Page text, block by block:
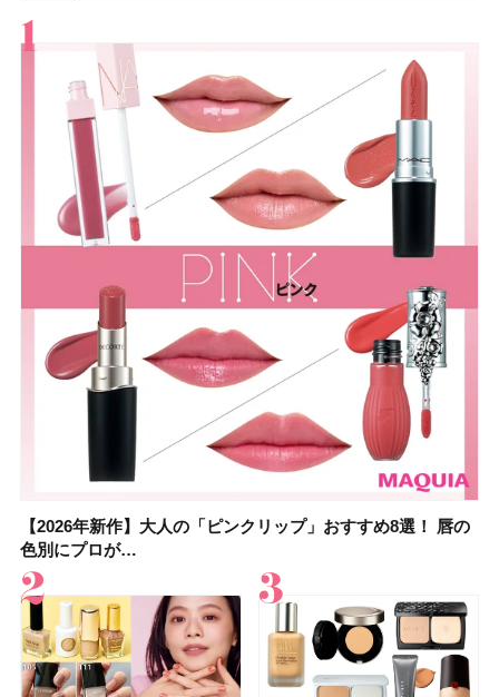
すべて
【2026年新作】大人の「ピンクリップ」おすすめ8選！ 唇の
色別にプロが…
スキンケア
【上田竜也さんのマイベストコスメ５選】大人になって開眼
したからこそ愛が深…
メイク
【2026年新作】大人の「ピンクリップ」おすすめ8選！ 唇の
色別にプロが…
ボディケア
【2026夏】「香水・フレグランス」ランキングTOP5！＜美
容マニア・マ…
美活
【2026年最新】ダイエットや腸活におすすめの食品・ドリン
ク6選！ 美活…
ヘア
【2026年夏】40代におすすめの髪型30選！ 若く見える・手
入れが楽な…
ライフスタイル
【フォロー＆いいねで当たる】中国割烹旅館 掬水亭の宿泊券
を1組2名様にプ…
ビューティーズ
【セザンヌ】8/7新色追加！「ウォータリーティントリップ
」10モモピュ…